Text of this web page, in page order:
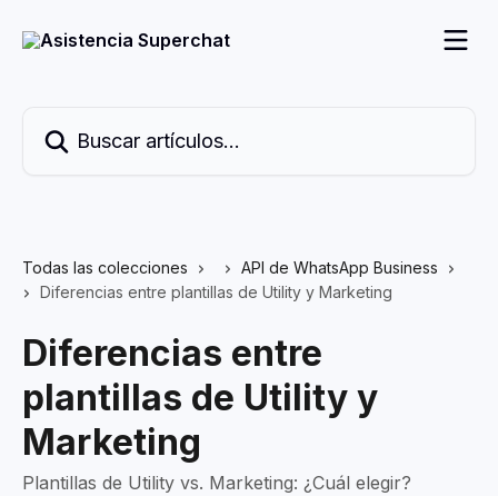
Todas las colecciones
API de WhatsApp Business
Diferencias entre plantillas de Utility y Marketing
Diferencias entre
plantillas de Utility y
Marketing
Plantillas de Utility vs. Marketing: ¿Cuál elegir?